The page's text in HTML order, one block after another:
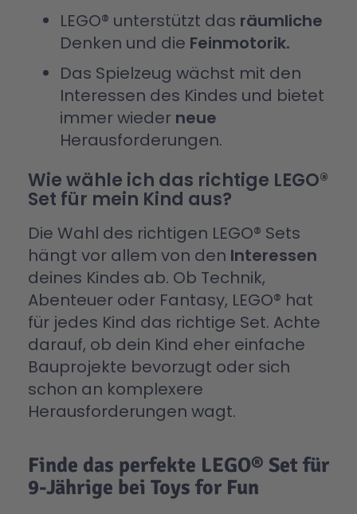
LEGO® unterstützt das räumliche
Denken und die Feinmotorik.
Das Spielzeug wächst mit den
Interessen des Kindes und bietet
immer wieder neue
Herausforderungen.
Wie wähle ich das richtige LEGO®
Set für mein Kind aus?
Die Wahl des richtigen LEGO® Sets
hängt vor allem von den Interessen
deines Kindes ab. Ob Technik,
Abenteuer oder Fantasy, LEGO® hat
für jedes Kind das richtige Set. Achte
darauf, ob dein Kind eher einfache
Bauprojekte bevorzugt oder sich
schon an komplexere
Herausforderungen wagt.
Finde das perfekte LEGO® Set für
9-Jährige bei Toys for Fun